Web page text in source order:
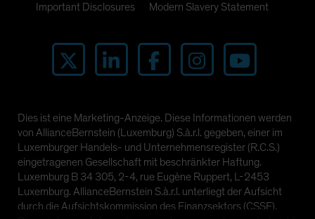
Important Disclosures Modern Slavery Statement
Dies ist eine Marketing-Anzeige. Diese Informationen werden
von AllianceBernstein (Luxemburg) S.à.r.l. gegeben, einer im
Luxemburger Handels- und Unternehmensregister (R.C.S.)
eingetragenen Gesellschaft mit beschränkter Haftung.
Luxemburg B 34 305, 2-4, rue Eugène Ruppert, L-2453
Luxemburg. AllianceBernstein S.à.r.l. unterliegt der Aufsicht
durch die Aufsichtskommission des Finanzsektors (CSSF).